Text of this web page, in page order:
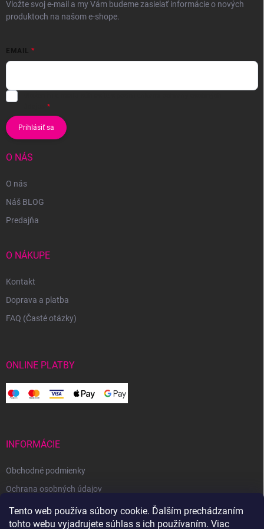
Tento web používa súbory cookie. Ďalším prechádzaním
tohto webu vyjadrujete súhlas s ich používaním. Viac
Vložte svoj e-mail a my Vám budeme zasielať informácie o nových
produktoch na našom e-shope.
EMAIL
Prihlásiť sa
O NÁS
O nás
Náš BLOG
Predajňa
O NÁKUPE
Kontakt
Doprava a platba
FAQ (Časté otázky)
ONLINE PLATBY
INFORMÁCIE
Obchodné podmienky
Ochrana osobných údajov
Reklamačný poriadok
Odstúpenie od zmluvy